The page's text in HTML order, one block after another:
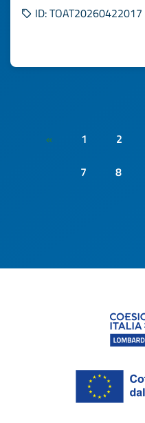
ID: TOAT20260422017
« 1 2
7
8